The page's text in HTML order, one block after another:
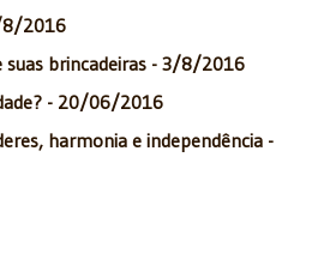
8/2016
suas brincadeiras - 3/8/2016
- 20/06/2016
harmonia e independência -